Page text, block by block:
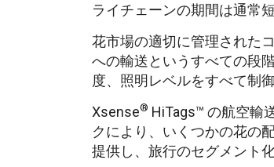
ライチェーンの期間は通常
花市場の適切に管理された
への輸送というすべての段
度、照明レベルをすべて制
Xsense® HiTags™ の航空輸
クにより、いくつかの花の
提供し、旅行のセグメント